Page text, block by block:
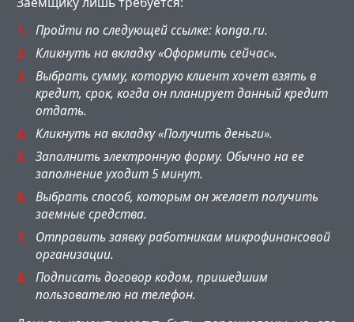
Пройти по следующей ссылке: konga.ru.
Кликнуть на вкладку «Оформить сейчас».
Выбрать сумму, которую клиент хочет взять в
кредит, срок, когда он планирует данный кредит
отдать.
Кликнуть на вкладку «Получить деньги».
Заполнить электронную форму. Обычно на ее
заполнение уходит 5 минут.
Выбрать способ, которым он желает получить
заемные средства.
Отправить заявку работникам микрофинансовой
организации.
Подписать договор кодом, пришедшим
пользователю на телефон.